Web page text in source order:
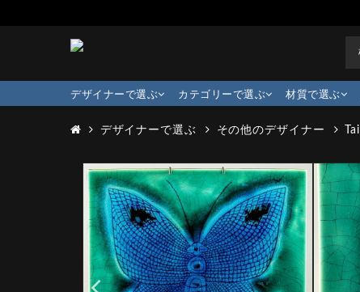
デザイナーで選ぶ カテゴリーで選ぶ 材質で選ぶ
デザイナーで選ぶ その他のデザイナー